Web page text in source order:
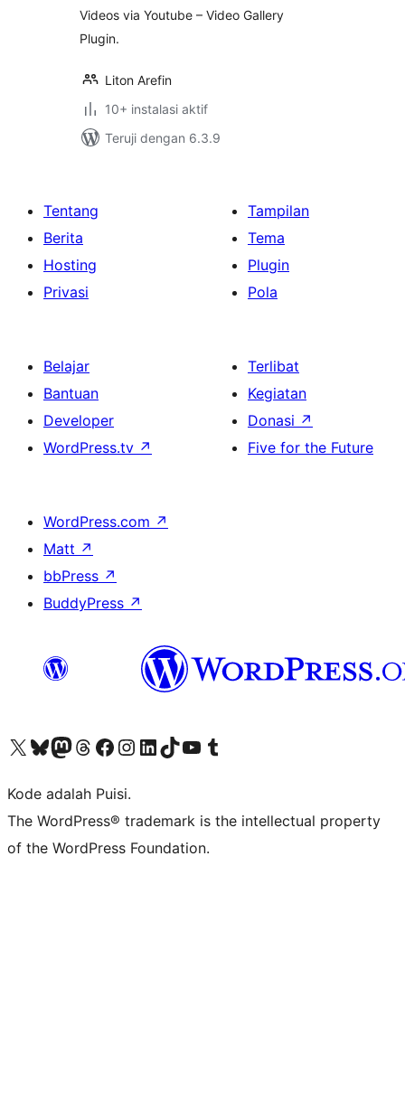
Videos via Youtube – Video Gallery
Plugin.
Liton Arefin
10+ instalasi aktif
Teruji dengan 6.3.9
Tentang
Berita
Hosting
Privasi
Tampilan
Tema
Plugin
Pola
Belajar
Bantuan
Developer
WordPress.tv ↗
Terlibat
Kegiatan
Donasi ↗
Five for the Future
WordPress.com ↗
Matt ↗
bbPress ↗
BuddyPress ↗
Kunjungi akun X (sebelumnya Twitter) kamiVisit our Bluesky account
Kunjungi akun Mastodon kami
Visit our Threads account
Kunjungi halaman Facebook kamiKunjungi akun Instagram kamiKunjungi akun LinkedIn kami
Visit our TikTok account
Kunjungi channel YouTube kamiVisit our Tumblr account
Kode adalah Puisi.
The WordPress® trademark is the intellectual property
of the WordPress Foundation.